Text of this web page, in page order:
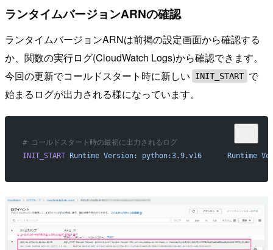
ランタイムバージョンARNの確認
ランタイムバージョンARNは前掲の設定画面から確認する
か、関数の実行ログ(CloudWatch Logs)から確認できます。
今回の更新でコールドスタート時に新しい
INIT_START で
始まるログが出力される様になっています。
# コールドスタート時の最初に出力されるログ
INIT_START Runtime Version: python:3.9.v16
	Runtime